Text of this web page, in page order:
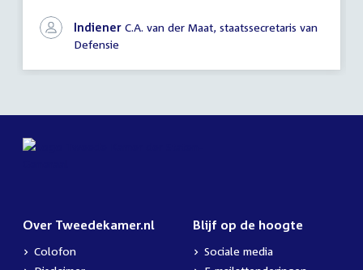
Indiener C.A. van der Maat, staatssecretaris van
Defensie
Over Tweedekamer.nl
Colofon
Blijf op de hoogte
Sociale media